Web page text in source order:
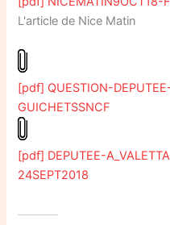
L'article de Nice Matin
[pdf] QUESTION-
GUICHETSSNCF
[pdf] DEPUTEE-
24SEPT2018